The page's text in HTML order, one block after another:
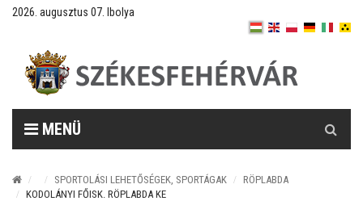
2026. augusztus 07. Ibolya
MENÜ
SPORTOLÁSI LEHETŐSÉGEK, SPORTÁGAK
RÖPLABDA
KODOLÁNYI FŐISK. RÖPLABDA KE